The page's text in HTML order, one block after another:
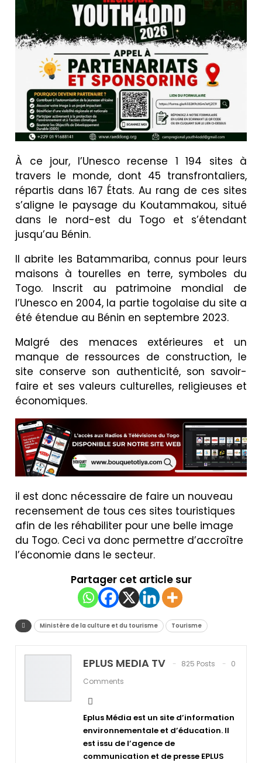
À ce jour, l’Unesco recense 1 194 sites à
travers le monde, dont 45 transfrontaliers,
répartis dans 167 États. Au rang de ces sites
s’aligne le paysage du Koutammakou, situé
dans le nord-est du Togo et s’étendant
jusqu’au Bénin.
Il abrite les Batammariba, connus pour leurs
maisons à tourelles en terre, symboles du
Togo. Inscrit au patrimoine mondial de
l’Unesco en 2004, la partie togolaise du site a
été étendue au Bénin en septembre 2023.
Malgré des menaces extérieures et un
manque de ressources de construction, le
site conserve son authenticité, son savoir-
faire et ses valeurs culturelles, religieuses et
économiques.
il est donc nécessaire de faire un nouveau
recensement de tous ces sites touristiques
afin de les réhabiliter pour une belle image
du Togo. Ceci va donc permettre d’accroître
l’économie dans le secteur.
Partager cet article sur
Ministère de la culture et du tourisme Tourisme
EPLUS MEDIA TV 825 Posts
0
Comments
Eplus Média est un site d’information
environnementale et d’éducation. Il
est issu de l’agence de
communication et de presse EPLUS